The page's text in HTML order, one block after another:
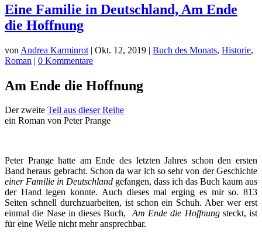
Eine Familie in Deutschland, Am Ende
die Hoffnung
von Andrea Karminrot | Okt. 12, 2019 | Buch des Monats, Historie,
Roman | 0 Kommentare
Am Ende die Hoffnung
Der zweite Teil aus dieser Reihe
ein Roman von Peter Prange
Peter Prange hatte am Ende des letzten Jahres schon den ersten
Band heraus gebracht. Schon da war ich so sehr von der Geschichte
einer Familie in Deutschland gefangen, dass ich das Buch kaum aus
der Hand legen konnte. Auch dieses mal erging es mir so. 813
Seiten schnell durchzuarbeiten, ist schon ein Schuh. Aber wer erst
einmal die Nase in dieses Buch,
Am Ende die Hoffnung steckt, ist
für eine Weile nicht mehr ansprechbar.